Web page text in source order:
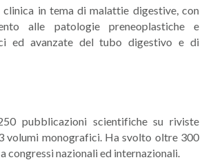
in tema di malattie digestive, con
alle patologie preneoplastiche e
ed avanzate del tubo digestivo e di
pubblicazioni scientifiche su riviste
volumi monografici. Ha svolto oltre 300
congressi nazionali ed internazionali.